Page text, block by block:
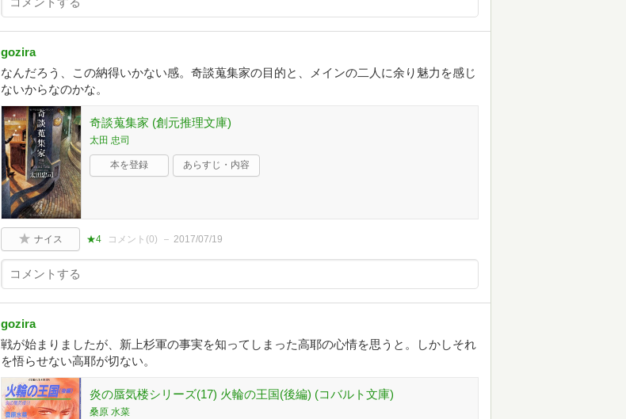
gozira
なんだろう、この納得いかない感。奇談蒐集家の目的と、メインの二人に余り魅力を感じ
ないからなのかな。
奇談蒐集家 (創元推理文庫)
太田 忠司
本を登録 あらすじ・内容
ナイス ★4 コメント(0) 2017/07/19
gozira
戦が始まりましたが、新上杉軍の事実を知ってしまった高耶の心情を思うと。しかしそれ
を悟らせない高耶が切ない。
炎の蜃気楼シリーズ(17) 火輪の王国(後編) (コバルト文庫)
桑原 水菜